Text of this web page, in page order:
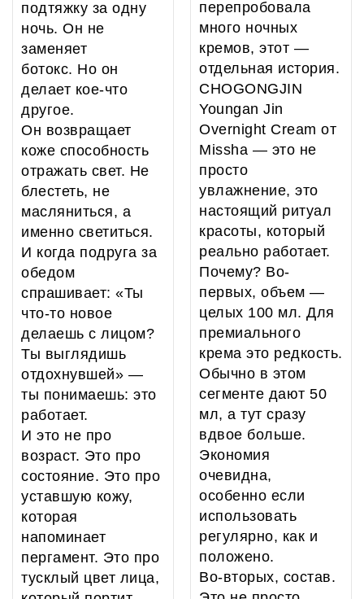
подтяжку за одну
ночь. Он не
заменяет
ботокс. Но он
делает кое-что
другое.
Он возвращает
коже способность
отражать свет. Не
блестеть, не
масляниться, а
именно светиться.
И когда подруга за
обедом
спрашивает: «Ты
что-то новое
делаешь с лицом?
Ты выглядишь
отдохнувшей» —
ты понимаешь: это
работает.
И это не про
возраст. Это про
состояние. Это про
уставшую кожу,
которая
напоминает
пергамент. Это про
тусклый цвет лица,
перепробовала
много ночных
кремов, этот —
отдельная история.
CHOGONGJIN
Youngan Jin
Overnight Cream от
Missha — это не
просто
увлажнение, это
настоящий ритуал
красоты, который
реально работает.
Почему? Во-
первых, объем —
целых 100 мл. Для
премиального
крема это редкость.
Обычно в этом
сегменте дают 50
мл, а тут сразу
вдвое больше.
Экономия
очевидна,
особенно если
использовать
регулярно, как и
положено.
Во-вторых, состав.